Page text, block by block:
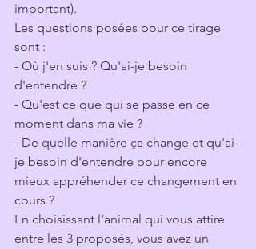
important).
Les questions posées pour ce tirage
sont :
- Où j'en suis ? Qu'ai-je besoin
d'entendre ?
- Qu'est ce que qui se passe en ce
moment dans ma vie ?
- De quelle manière ça change et qu'ai-
je besoin d'entendre pour encore
mieux appréhender ce changement en
cours ?
En choisissant l'animal qui vous attire
entre les 3 proposés, vous avez un